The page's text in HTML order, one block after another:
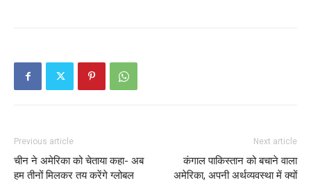
Previous article
चीन ने अमेरिका को चेताया कहा- अब
हम तीनों मिलकर तय करेंगे ग्लोबल
Next article
कंगाल पाकिस्तान को बचाने वाला
अमेरिका, अपनी अर्थव्यवस्था में क्यों